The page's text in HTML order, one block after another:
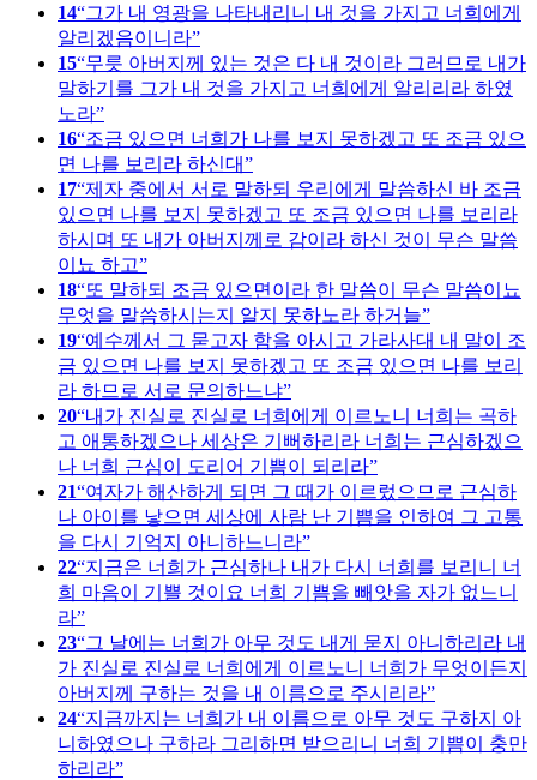
14 그가 내 영광을 나타내리니 내 것을 가지고 너희에게
알리겠음이니라
15 무릇 아버지께 있는 것은 다 내 것이라 그러므로 내가
말하기를 그가 내 것을 가지고 너희에게 알리리라 하였
노라
16 조금 있으면 너희가 나를 보지 못하겠고 또 조금 있으
면 나를 보리라 하신대
17 제자 중에서 서로 말하되 우리에게 말씀하신 바 조금
있으면 나를 보지 못하겠고 또 조금 있으면 나를 보리라
하시며 또 내가 아버지께로 감이라 하신 것이 무슨 말씀
이뇨 하고
18 또 말하되 조금 있으면이라 한 말씀이 무슨 말씀이뇨
무엇을 말씀하시는지 알지 못하노라 하거늘
19 예수께서 그 묻고자 함을 아시고 가라사대 내 말이 조
금 있으면 나를 보지 못하겠고 또 조금 있으면 나를 보리
라 하므로 서로 문의하느냐
20 내가 진실로 진실로 너희에게 이르노니 너희는 곡하
고 애통하겠으나 세상은 기뻐하리라 너희는 근심하겠으
나 너희 근심이 도리어 기쁨이 되리라
21 여자가 해산하게 되면 그 때가 이르렀으므로 근심하
나 아이를 낳으면 세상에 사람 난 기쁨을 인하여 그 고통
을 다시 기억지 아니하느니라
22 지금은 너희가 근심하나 내가 다시 너희를 보리니 너
희 마음이 기쁠 것이요 너희 기쁨을 빼앗을 자가 없느니
라
23 그 날에는 너희가 아무 것도 내게 묻지 아니하리라 내
가 진실로 진실로 너희에게 이르노니 너희가 무엇이든지
아버지께 구하는 것을 내 이름으로 주시리라
24 지금까지는 너희가 내 이름으로 아무 것도 구하지 아
니하였으나 구하라 그리하면 받으리니 너희 기쁨이 충만
하리라